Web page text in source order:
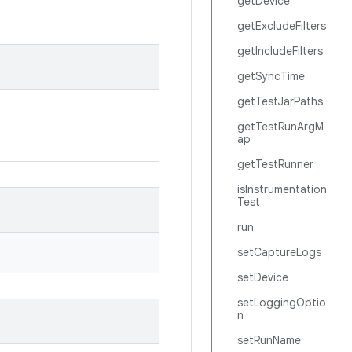
getExcludeFilters
getIncludeFilters
getSyncTime
getTestJarPaths
getTestRunArgM
ap
getTestRunner
isInstrumentation
Test
run
setCaptureLogs
setDevice
setLoggingOptio
n
setRunName